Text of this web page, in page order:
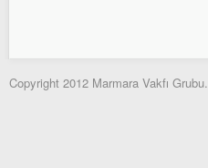
Copyright 2012 Marmara Vakfı Grubu.